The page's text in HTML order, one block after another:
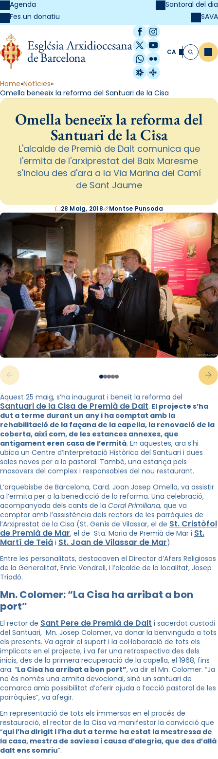
Agenda
Fes un donatiu
Santoral del dia
SAVA
Facebook
Instagram
X / Twitter
YouTube
WhatsApp
Flickr
Radio Estel
Catalunya
CA Cerca
Home Notícies
Omella beneeïx la reforma del Santuari de la Cisa
Omella beneeïx la reforma del
Santuari de la Cisa
L'alcalde de Premià de Dalt comunica que
l'ermita de l'arxiprestat del Baix Maresme
s'inclou des d'ara a la Via Marina del Camí
de Sant Jaume
28 Maig, 2018 Montse Punsoda
Aquest 25 maig, s’ha inaugurat i beneït la reforma del
Santuari de la Cisa de Premià de Dalt. El projecte s’ha
dut a terme durant un any i ha comptat amb la
rehabilitació de la façana de la capella, la renovació de la
coberta, així com, de les estances annexes, que
antigament eren casa de l’ermità. En aquestes, ara s’hi
ubica un Centre d’Interpretació Històrica del Santuari i dues
sales noves per a la pastoral. També, una estança pels
masovers del complex i responsables del nou restaurant.
L’arquebisbe de Barcelona, Card. Joan Josep Omella, va assistir
a l’ermita per a la benedicció de la reforma. Una celebració,
acompanyada dels cants de la Coral Primiliana, que va
comptar amb l’assistència dels rectors de les parròquies de
l’Arxiprestat de la Cisa (St. Genís de Vilassar, el de St. Cristòfol
de Premià de Mar, el de Sta. Maria de Premià de Mar i St.
Martí de Teià i St. Joan de Vilassar de Mar).
Entre les personalitats, destacaven el Director d’Afers Religiosos
de la Generalitat, Enric Vendrell, i l’alcalde de la localitat, Josep
Triadó.
Mn. Colomer: “La Cisa ha arribat a bon
port”
El rector de Sant Pere de Premià de Dalt i sacerdot custodi
del Santuari, Mn. Josep Colomer, va donar la benvinguda a tots
els presents. Va agrair el suport i la col·laboració de tots els
implicats en el projecte, i va fer una retrospectiva des dels
inicis, des de la primera recuperació de la capella, el 1968, fins
ara. “La Cisa ha arribat a bon port”, va dir el Mn. Colomer. “Ja
no és només una ermita devocional, sinó un santuari de
comarca amb possibilitat d’oferir ajuda a l’acció pastoral de les
parròquies”, va afegir.
En representació de tots els immersos en el procés de
restauració, el rector de la Cisa va manifestar la convicció que
“qui l’ha dirigit i l’ha dut a terme ha estat la mestressa de
la casa, mestra de saviesa i causa d’alegria, que des d’allà
dalt ens somriu”.